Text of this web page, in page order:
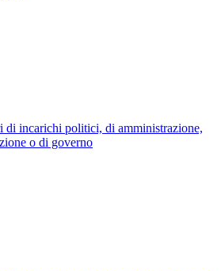
di incarichi politici, di amministrazione,
o di governo